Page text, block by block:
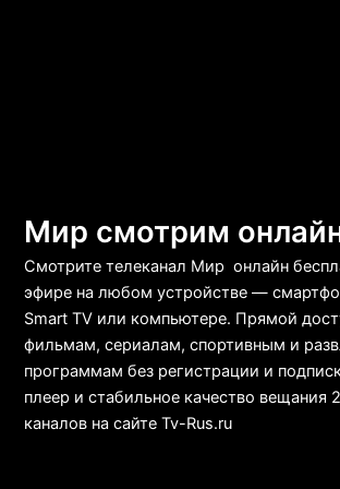
Мир смотрим
Смотрите телеканал Мир онлайн
эфире на любом устройстве —
Smart TV или компьютере. Прямой
фильмам, сериалам, спортивным и
программам без регистрации и
плеер и стабильное качество вещания
каналов на сайте Tv-Rus.ru